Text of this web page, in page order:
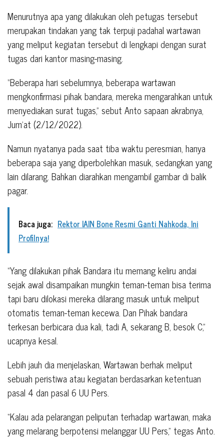
Menurutnya apa yang dilakukan oleh petugas tersebut
merupakan tindakan yang tak terpuji padahal wartawan
yang meliput kegiatan tersebut di lengkapi dengan surat
tugas dari kantor masing-masing.
“Beberapa hari sebelumnya, beberapa wartawan
mengkonfirmasi pihak bandara, mereka mengarahkan untuk
menyediakan surat tugas,” sebut Anto sapaan akrabnya,
Jum’at (2/12/2022).
Namun nyatanya pada saat tiba waktu peresmian, hanya
beberapa saja yang diperbolehkan masuk, sedangkan yang
lain dilarang. Bahkan diarahkan mengambil gambar di balik
pagar.
Baca juga: Rektor IAIN Bone Resmi Ganti Nahkoda, Ini
Profilnya!
“Yang dilakukan pihak Bandara itu memang keliru andai
sejak awal disampaikan mungkin teman-teman bisa terima
tapi baru dilokasi mereka dilarang masuk untuk meliput
otomatis teman-teman kecewa. Dan Pihak bandara
terkesan berbicara dua kali, tadi A, sekarang B, besok C,”
ucapnya kesal.
Lebih jauh dia menjelaskan, Wartawan berhak meliput
sebuah peristiwa atau kegiatan berdasarkan ketentuan
pasal 4 dan pasal 6 UU Pers.
“Kalau ada pelarangan peliputan terhadap wartawan, maka
yang melarang berpotensi melanggar UU Pers,” tegas Anto.